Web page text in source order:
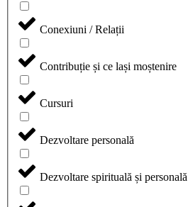
Conexiuni / Relații
Contribuție și ce lași moștenire
Cursuri
Dezvoltare personală
Dezvoltare spirituală și personală